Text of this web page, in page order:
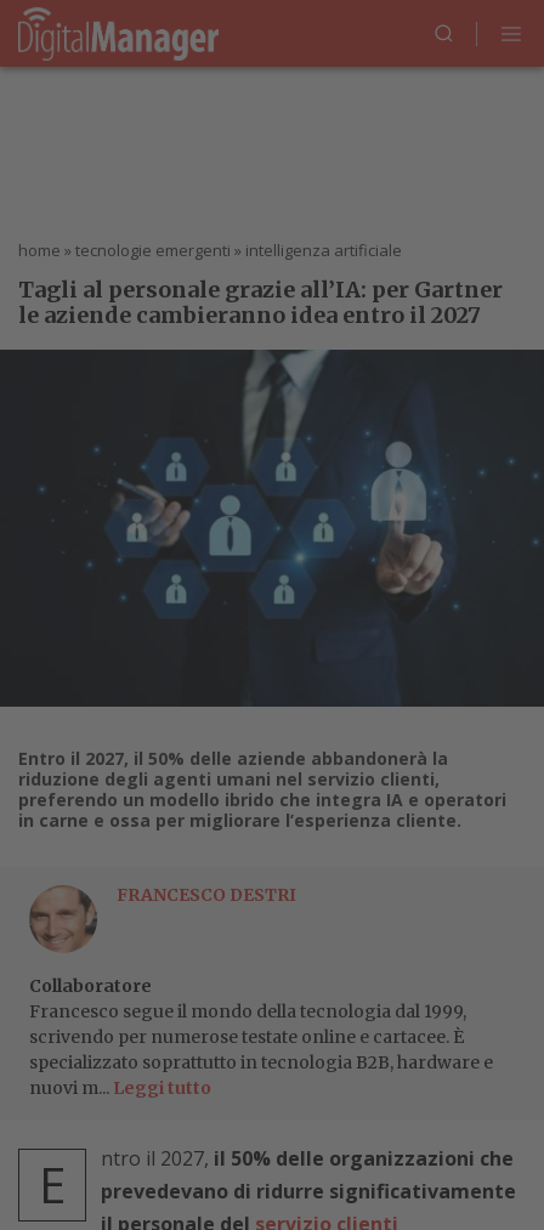
home » tecnologie emergenti » intelligenza artificiale
Tagli al personale grazie all’IA: per Gartner
le aziende cambieranno idea entro il 2027
Entro il 2027, il 50% delle aziende abbandonerà la
riduzione degli agenti umani nel servizio clienti,
preferendo un modello ibrido che integra IA e operatori
in carne e ossa per migliorare l’esperienza cliente.
FRANCESCO DESTRI
Collaboratore
Francesco segue il mondo della tecnologia dal 1999,
scrivendo per numerose testate online e cartacee. È
specializzato soprattutto in tecnologia B2B, hardware e
nuovi m... Leggi tutto
E ntro il 2027, il 50% delle organizzazioni che
prevedevano di ridurre significativamente
il personale del servizio clienti